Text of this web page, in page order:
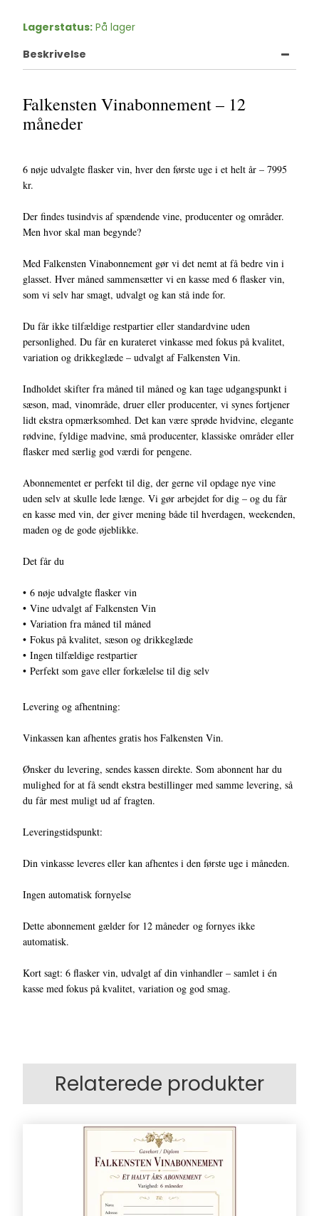
Lagerstatus: På lager
Beskrivelse
Falkensten Vinabonnement – 12
måneder
6 nøje udvalgte flasker vin, hver den første uge i et helt år – 7995
kr.
Der findes tusindvis af spændende vine, producenter og områder.
Men hvor skal man begynde?
Med Falkensten Vinabonnement gør vi det nemt at få bedre vin i
glasset. Hver måned sammensætter vi en kasse med 6 flasker vin,
som vi selv har smagt, udvalgt og kan stå inde for.
Du får ikke tilfældige restpartier eller standardvine uden
personlighed. Du får en kurateret vinkasse med fokus på kvalitet,
variation og drikkeglæde – udvalgt af Falkensten Vin.
Indholdet skifter fra måned til måned og kan tage udgangspunkt i
sæson, mad, vinområde, druer eller producenter, vi synes fortjener
lidt ekstra opmærksomhed. Det kan være sprøde hvidvine, elegante
rødvine, fyldige madvine, små producenter, klassiske områder eller
flasker med særlig god værdi for pengene.
Abonnementet er perfekt til dig, der gerne vil opdage nye vine
uden selv at skulle lede længe. Vi gør arbejdet for dig – og du får
en kasse med vin, der giver mening både til hverdagen, weekenden,
maden og de gode øjeblikke.
Det får du
• 6 nøje udvalgte flasker vin
• Vine udvalgt af Falkensten Vin
• Variation fra måned til måned
• Fokus på kvalitet, sæson og drikkeglæde
• Ingen tilfældige restpartier
• Perfekt som gave eller forkælelse til dig selv
Levering og afhentning:
Vinkassen kan afhentes gratis hos Falkensten Vin.
Ønsker du levering, sendes kassen direkte. Som abonnent har du
mulighed for at få sendt ekstra bestillinger med samme levering, så
du får mest muligt ud af fragten.
Leveringstidspunkt:
Din vinkasse leveres eller kan afhentes i den første uge i måneden.
Ingen automatisk fornyelse
Dette abonnement gælder for 12 måneder og fornyes ikke
automatisk.
Kort sagt: 6 flasker vin, udvalgt af din vinhandler – samlet i én
kasse med fokus på kvalitet, variation og god smag.
Relaterede produkter